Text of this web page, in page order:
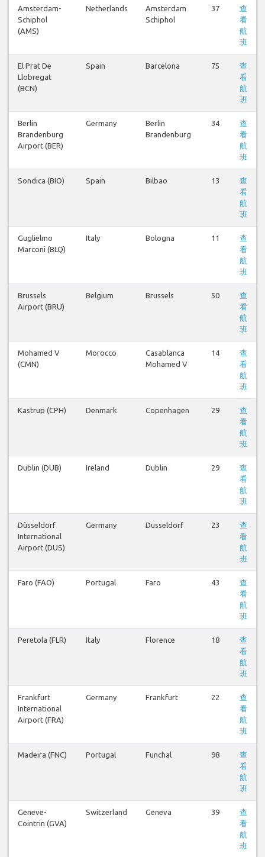
Amsterdam-
Schiphol
(AMS)
Netherlands
Amsterdam
Schiphol
37
查
看
航
班
El Prat De
Llobregat
(BCN)
Spain Barcelona 75
查
看
航
班
Berlin
Brandenburg
Airport (BER)
Germany
Berlin
Brandenburg
34
查
看
航
班
Sondica (BIO) Spain Bilbao 13
查
看
航
班
Guglielmo
Marconi (BLQ)
Italy Bologna 11
查
看
航
班
Brussels
Airport (BRU)
Belgium Brussels 50
查
看
航
班
Mohamed V
(CMN)
Morocco
Casablanca
Mohamed V
14
查
看
航
班
Kastrup (CPH) Denmark Copenhagen 29
查
看
航
班
Dublin (DUB) Ireland Dublin 29
查
看
航
班
Düsseldorf
International
Airport (DUS)
Germany Dusseldorf 23
查
看
航
班
Faro (FAO) Portugal Faro 43
查
看
航
班
Peretola (FLR) Italy Florence 18
查
看
航
班
Frankfurt
International
Airport (FRA)
Germany Frankfurt 22
查
看
航
班
Madeira (FNC) Portugal Funchal 98
查
看
航
班
Geneve-
Cointrin (GVA)
Switzerland Geneva 39
查
看
航
班